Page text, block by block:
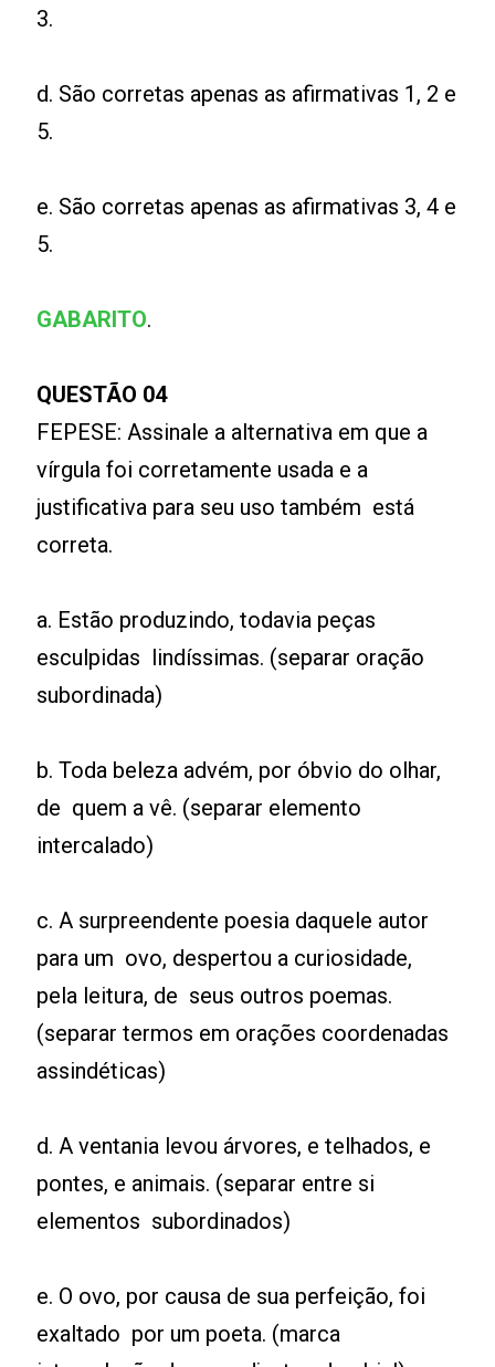
3.
d. São corretas apenas as afirmativas 1, 2 e
5.
e. São corretas apenas as afirmativas 3, 4 e
5.
GABARITO.
QUESTÃO 04
FEPESE: Assinale a alternativa em que a
vírgula foi corretamente usada e a
justificativa para seu uso também está
correta.
a. Estão produzindo, todavia peças
esculpidas lindíssimas. (separar oração
subordinada)
b. Toda beleza advém, por óbvio do olhar,
de quem a vê. (separar elemento
intercalado)
c. A surpreendente poesia daquele autor
para um ovo, despertou a curiosidade,
pela leitura, de seus outros poemas.
(separar termos em orações coordenadas
assindéticas)
d. A ventania levou árvores, e telhados, e
pontes, e animais. (separar entre si
elementos subordinados)
e. O ovo, por causa de sua perfeição, foi
exaltado por um poeta. (marca